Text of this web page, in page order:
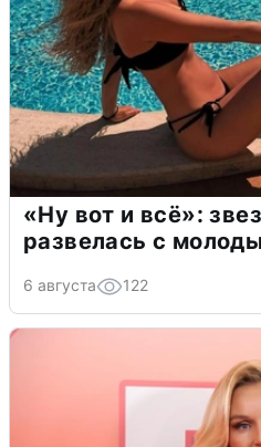
«Ну вот и всё»:
развелась с
6 августа 122